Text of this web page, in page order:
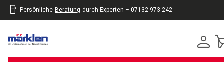
Persönliche Beratung durch Experten – 07132 973 242